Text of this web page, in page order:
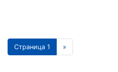
Страница 1 »